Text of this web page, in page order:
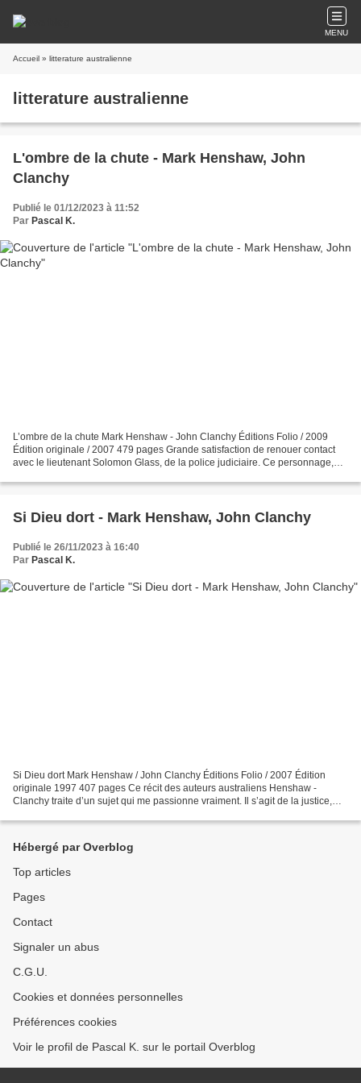
MENU
Accueil » litterature australienne
litterature australienne
L'ombre de la chute - Mark Henshaw, John
Clanchy
Publié le 01/12/2023 à 11:52
Par Pascal K.
L’ombre de la chute Mark Henshaw - John Clanchy Éditions Folio / 2009
Édition originale / 2007 479 pages Grande satisfaction de renouer contact
avec le lieutenant Solomon Glass, de la police judiciaire. Ce personnage,
Si Dieu dort - Mark Henshaw, John Clanchy
Publié le 26/11/2023 à 16:40
Par Pascal K.
Si Dieu dort Mark Henshaw / John Clanchy Éditions Folio / 2007 Édition
originale 1997 407 pages Ce récit des auteurs australiens Henshaw -
Clanchy traite d’un sujet qui me passionne vraiment. Il s’agit de la justice,
Hébergé par Overblog
Top articles
Pages
Contact
Signaler un abus
C.G.U.
Cookies et données personnelles
Préférences cookies
Voir le profil de Pascal K. sur le portail Overblog